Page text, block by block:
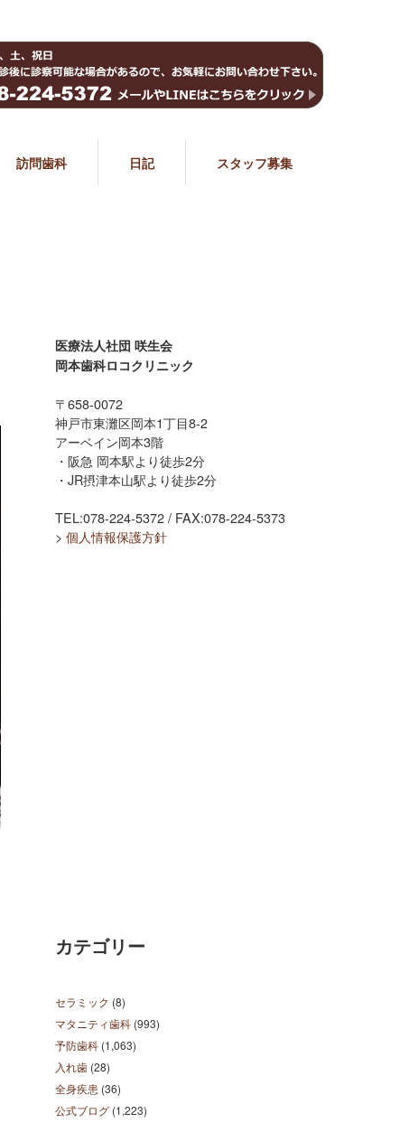
訪問歯科 日記 スタッフ募集
医療法人社団 咲生会
岡本歯科ロコクリニック
〒658-0072
神戸市東灘区岡本1丁目8-2
アーベイン岡本3階
・阪急 岡本駅より徒歩2分
・JR摂津本山駅より徒歩2分
TEL:078-224-5372 / FAX:078-224-5373
> 個人情報保護方針
カテゴリー
セラミック (8)
マタニティ歯科 (993)
予防歯科 (1,063)
入れ歯 (28)
全身疾患 (36)
公式ブログ (1,223)